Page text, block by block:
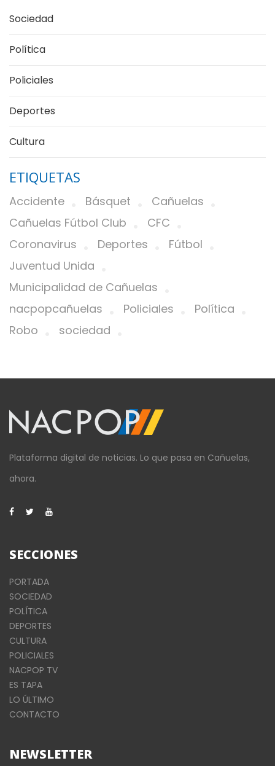
Sociedad
Política
Policiales
Deportes
Cultura
ETIQUETAS
Accidente Básquet
Cañuelas
Cañuelas Fútbol Club
CFC
Coronavirus
Deportes
Fútbol
Juventud Unida
Municipalidad de Cañuelas
nacpopcañuelas
Policiales
Política
Robo
sociedad
Plataforma digital de noticias. Lo que pasa en Cañuelas,
ahora.
SECCIONES
PORTADA
SOCIEDAD
POLÍTICA
DEPORTES
CULTURA
POLICIALES
NACPOP TV
ES TAPA
LO ÚLTIMO
CONTACTO
NEWSLETTER